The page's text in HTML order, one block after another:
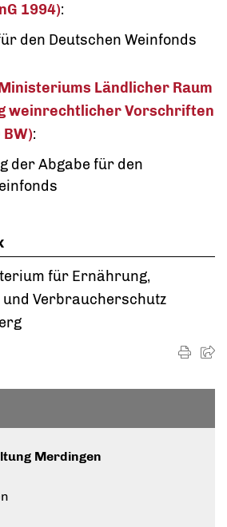
1994):
den Deutschen Weinfonds
Ländlicher Raum
weinrechtlicher Vorschriften
:
der Abgabe für den
für Ernährung,
und Verbraucherschutz
Merdingen